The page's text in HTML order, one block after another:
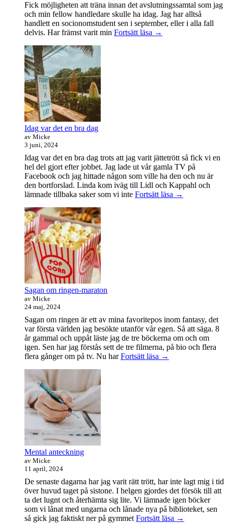
Fick möjligheten att träna innan det avslutningssamtal som jag
och min fellow handledare skulle ha idag. Jag har alltså
handlett en socionomstudent sen i september, eller i alla fall
delvis. Har främst varit min Fortsätt läsa Att
→
Idag var det en bra dag
av Micke
3 juni, 2024
Idag var det en bra dag trots att jag varit jättetrött så fick vi en
hel del gjort efter jobbet. Jag lade ut vår gamla TV på
Facebook och jag hittade någon som ville ha den och nu är
den bortforslad. Linda kom iväg till Lidl och Kappahl och
lämnade tillbaka saker som vi inte Fortsätt läsa Idag
→
Sagan om ringen-maraton
av Micke
24 maj, 2024
Sagan om ringen är ett av mina favoritepos inom fantasy, det
var första världen jag besökte utanför vår egen. Så att säga. 8
år gammal och uppåt läste jag de tre böckerna om och om
igen. Sen har jag förstås sett de tre filmerna, på bio och flera
flera gånger om på tv. Nu harFortsätt läsa Sagan
→
Mental anteckning
av Micke
11 april, 2024
De senaste dagarna har jag varit rätt trött, har inte lagt mig i tid
över huvud taget på sistone. I helgen gjordes det försök till att
ta det lugnt och återhämta sig lite. Vi lämnade igen böcker
som vi lånat med ungarna och lånade nya på biblioteket, sen
så gick jag faktiskt ner på gymmet Fortsätt läsa Mental
→